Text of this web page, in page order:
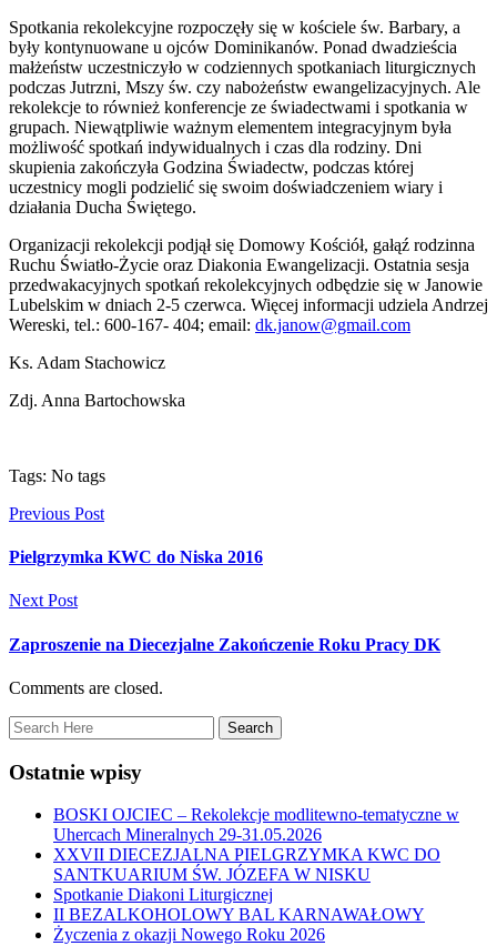
Spotkania rekolekcyjne rozpoczęły się w kościele św. Barbary, a
były kontynuowane u ojców Dominikanów. Ponad dwadzieścia
małżeństw uczestniczyło w codziennych spotkaniach liturgicznych
podczas Jutrzni, Mszy św. czy nabożeństw ewangelizacyjnych. Ale
rekolekcje to również konferencje ze świadectwami i spotkania w
grupach. Niewątpliwie ważnym elementem integracyjnym była
możliwość spotkań indywidualnych i czas dla rodziny. Dni
skupienia zakończyła Godzina Świadectw, podczas której
uczestnicy mogli podzielić się swoim doświadczeniem wiary i
działania Ducha Świętego.
Organizacji rekolekcji podjął się Domowy Kościół, gałąź rodzinna
Ruchu Światło-Życie oraz Diakonia Ewangelizacji. Ostatnia sesja
przedwakacyjnych spotkań rekolekcyjnych odbędzie się w Janowie
Lubelskim w dniach 2-5 czerwca. Więcej informacji udziela Andrzej
Wereski, tel.: 600-167- 404; email: dk.janow@gmail.com
Ks. Adam Stachowicz
Zdj. Anna Bartochowska
Tags: No tags
Previous Post
Pielgrzymka KWC do Niska 2016
Next Post
Zaproszenie na Diecezjalne Zakończenie Roku Pracy DK
Comments are closed.
Ostatnie wpisy
BOSKI OJCIEC – Rekolekcje modlitewno-tematyczne w
Uhercach Mineralnych 29-31.05.2026
XXVII DIECEZJALNA PIELGRZYMKA KWC DO
SANTKUARIUM ŚW. JÓZEFA W NISKU
Spotkanie Diakoni Liturgicznej
II BEZALKOHOLOWY BAL KARNAWAŁOWY
Życzenia z okazji Nowego Roku 2026